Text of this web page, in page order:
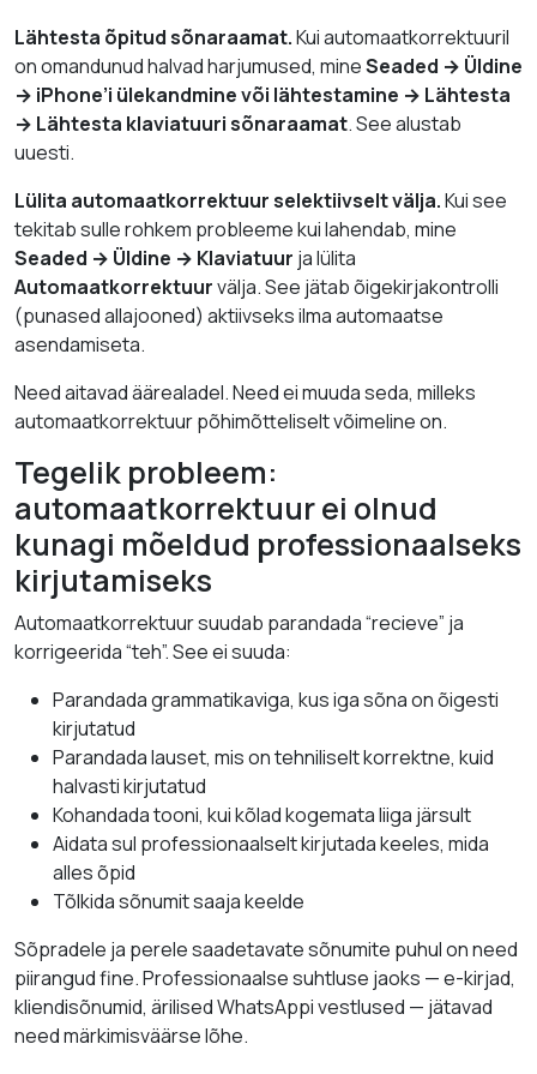
Lähtesta õpitud sõnaraamat.Kui automaatkorrektuuril
on omandunud halvad harjumused, mineSeaded → Üldine
→ iPhone’i ülekandmine või lähtestamine → Lähtesta
→ Lähtesta klaviatuuri sõnaraamat. See alustab
uuesti.
Lülita automaatkorrektuur selektiivselt välja.Kui see
tekitab sulle rohkem probleeme kui lahendab, mine
Seaded → Üldine → Klaviatuur ja lülita
Automaatkorrektuurvälja. See jätab õigekirjakontrolli
(punased allajooned) aktiivseks ilma automaatse
asendamiseta.
Need aitavad äärealadel. Need ei muuda seda, milleks
automaatkorrektuur põhimõtteliselt võimeline on.
Tegelik probleem:
automaatkorrektuur ei olnud
kunagi mõeldud professionaalseks
kirjutamiseks
Automaatkorrektuur suudab parandada “recieve” ja
korrigeerida “teh”. See ei suuda:
Parandada grammatikaviga, kus iga sõna on õigesti
kirjutatud
Parandada lauset, mis on tehniliselt korrektne, kuid
halvasti kirjutatud
Kohandada tooni, kui kõlad kogemata liiga järsult
Aidata sul professionaalselt kirjutada keeles, mida
alles õpid
Tõlkida sõnumit saaja keelde
Sõpradele ja perele saadetavate sõnumite puhul on need
piirangud fine. Professionaalse suhtluse jaoks — e-kirjad,
kliendisõnumid, ärilised WhatsAppi vestlused — jätavad
need märkimisväärse lõhe.